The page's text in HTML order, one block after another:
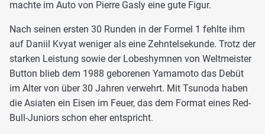
machte im Auto von Pierre Gasly eine gute Figur.
Nach seinen ersten 30 Runden in der Formel 1 fehlte ihm
auf Daniil Kvyat weniger als eine Zehntelsekunde. Trotz der
starken Leistung sowie der Lobeshymnen von Weltmeister
Button blieb dem 1988 geborenen Yamamoto das Debüt
im Alter von über 30 Jahren verwehrt. Mit Tsunoda haben
die Asiaten ein Eisen im Feuer, das dem Format eines Red-
Bull-Juniors schon eher entspricht.